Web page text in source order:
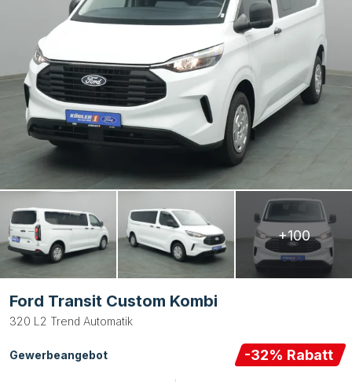
+100
Ford Transit Custom Kombi
320 L2 Trend Automatik
Gewerbeangebot -32% Rabatt